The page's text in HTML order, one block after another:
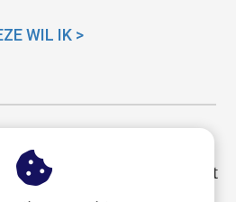
WIL IK >
veilig achterlaten kan tot